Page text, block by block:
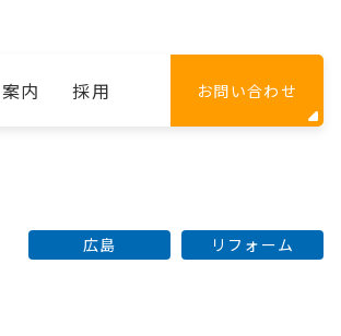
内 採用 お問い合わせ
広島 リフォーム